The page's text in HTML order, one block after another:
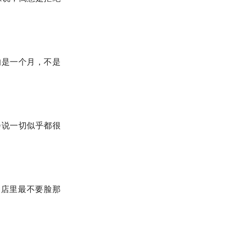
一个月，不是
一切似乎都很
里最不要脸那